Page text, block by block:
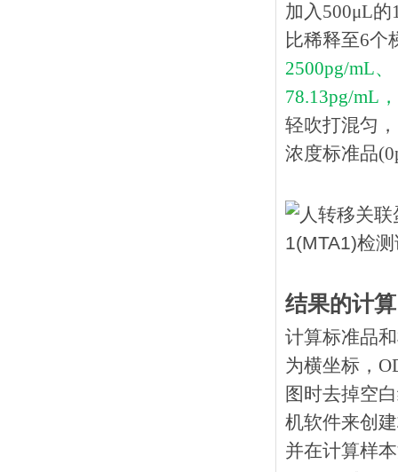
加入500μL
比稀释至6
2500pg/mL
78.13pg/mL，
轻吹打混匀
浓度标准品
结果的计算
计算标准品
为横坐标，
图时去掉空
机软件来创
并在计算样